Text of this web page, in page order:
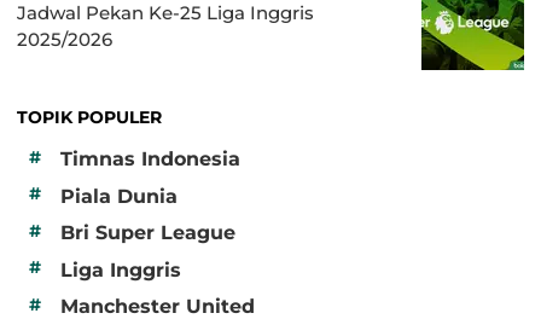
Jadwal Pekan Ke-25 Liga Inggris
2025/2026
TOPIK POPULER
#
Timnas Indonesia
# Piala Dunia
# Bri Super League
# Liga Inggris
# Manchester United